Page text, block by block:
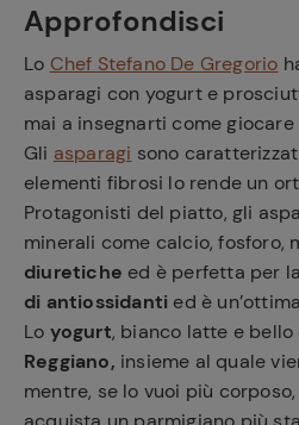
Approfondisci
Lo Chef Stefano De Gregorio
asparagi con yogurt e
mai a insegnarti come
Gli asparagi sono
elementi fibrosi lo rende un
Protagonisti del piatto, gli
minerali come calcio, fosforo,
diuretiche ed è perfetta per
di antiossidanti ed è
Lo yogurt, bianco latte e
Reggiano, insieme al quale
mentre, se lo vuoi più